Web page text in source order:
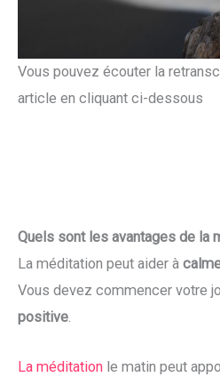
Vous pouvez écouter la
article en cliquant ci-dessous
Quels sont les avantages de la
La méditation peut aider à
Vous devez commencer votre
positive.
La méditation le matin peut